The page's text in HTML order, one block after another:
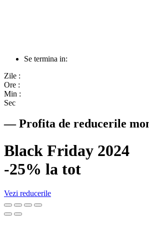
Se termina in:
Zile :
Ore :
Min :
Sec
— Profita de reducerile
Black Friday 2024
-25% la tot
Vezi reducerile